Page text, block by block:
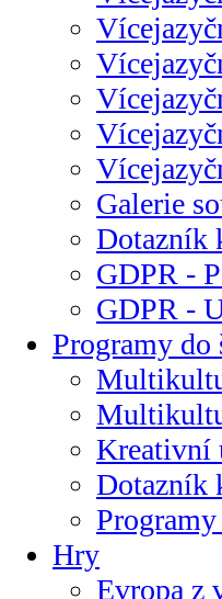
Galerie
Dotazník
GDPR -
GDPR -
Programy do
Kreativní
Dotazník
Hry
Evropa z